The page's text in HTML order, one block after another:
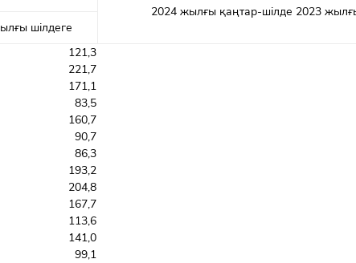
2024 жылғы қаңтар-шілде 2023
шілдеге
121,3
221,7
171,1
83,5
160,7
90,7
86,3
193,2
204,8
167,7
113,6
141,0
99,1